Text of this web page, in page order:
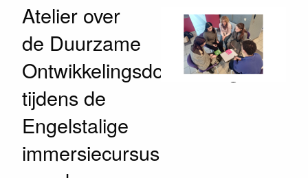
Atelier over
de Duurzame
Ontwikkelingsdoelstellingen
tijdens de
Engelstalige
immersiecursus